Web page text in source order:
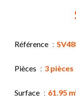
Référence
Pièces 3 pièces
Surface 61.95